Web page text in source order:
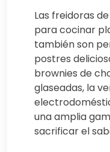
Las freidoras
para cocinar
también son
postres
brownies de
glaseadas, la
una amplia
sacrificar el